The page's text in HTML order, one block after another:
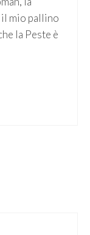
il mio pallino
la Peste è